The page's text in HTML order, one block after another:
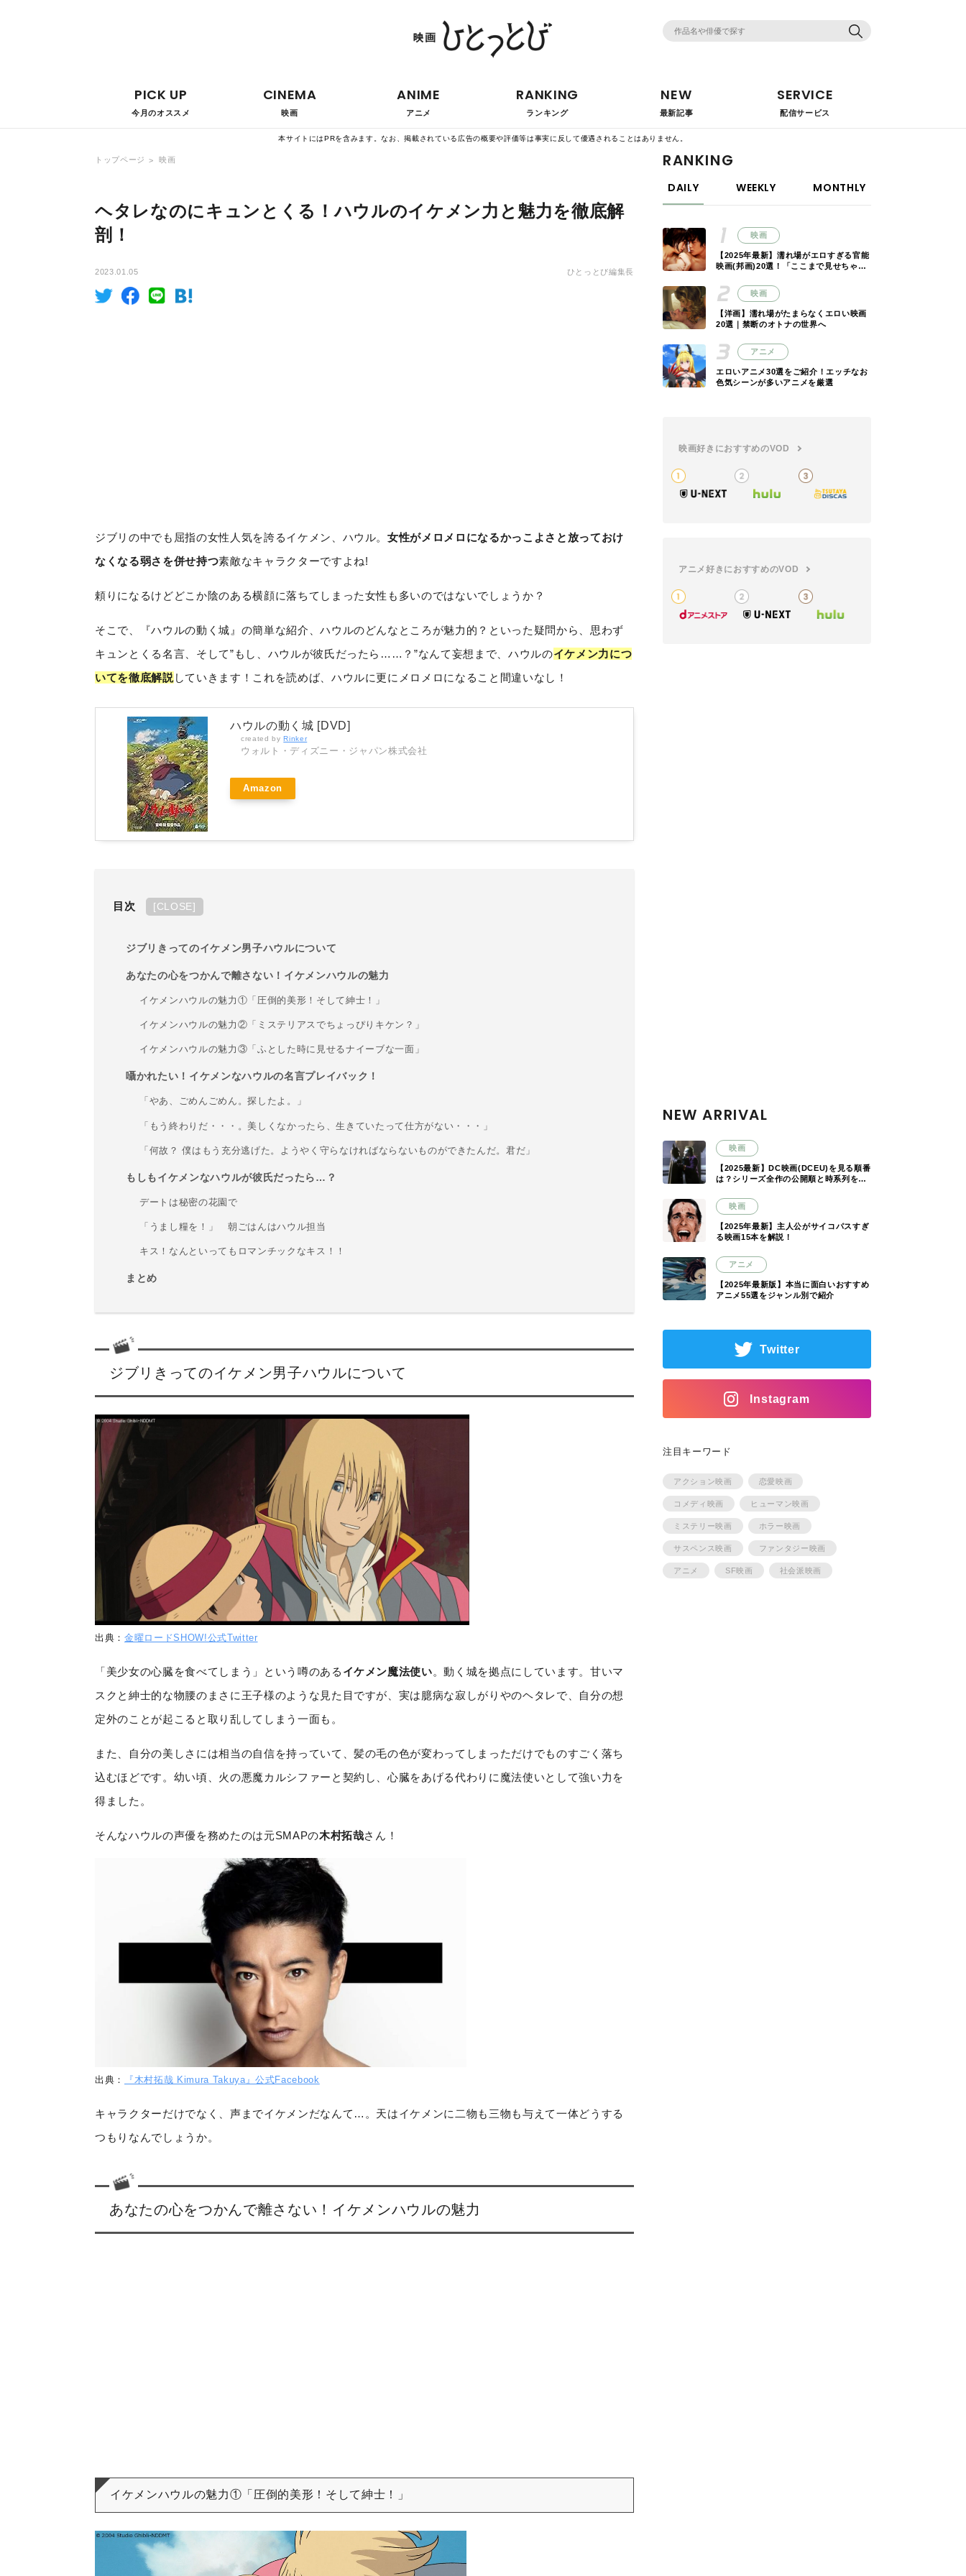
PICK UP
今月のオススメ
CINEMA
映画
ANIME
アニメ
RANKING
ランキング
NEW
最新記事
SERVICE
配信サービス
本サイトにはPRを含みます。なお、掲載されている広告の概要や評価等は事実に反して優遇されることはありません。
トップページ 映画
ヘタレなのにキュンとくる！ハウルのイケメン力と魅力を徹底解
剖！
2023.01.05 ひとっとび編集長
ジブリの中でも屈指の女性人気を誇るイケメン、ハウル。女性がメロメロになるかっこよさと放っておけ
なくなる弱さを併せ持つ素敵なキャラクターですよね!
頼りになるけどどこか陰のある横顔に落ちてしまった女性も多いのではないでしょうか？
そこで、『ハウルの動く城』の簡単な紹介、ハウルのどんなところが魅力的？といった疑問から、思わず
キュンとくる名言、そして”もし、ハウルが彼氏だったら……？”なんて妄想まで、ハウルのイケメン力につ
いてを徹底解説 していきます！これを読めば、ハウルに更にメロメロになること間違いなし！
ハウルの動く城 [DVD]
created byRinker
ウォルト・ディズニー・ジャパン株式会社
Amazon
目次 [CLOSE]
ジブリきってのイケメン男子ハウルについて
あなたの心をつかんで離さない！イケメンハウルの魅力
イケメンハウルの魅力①「圧倒的美形！そして紳士！」
イケメンハウルの魅力②「ミステリアスでちょっぴりキケン？」
イケメンハウルの魅力③「ふとした時に見せるナイーブな一面」
囁かれたい！イケメンなハウルの名言プレイバック！
「やあ、ごめんごめん。探したよ。」
「もう終わりだ・・・。美しくなかったら、生きていたって仕方がない・・・」
「何故？ 僕はもう充分逃げた。ようやく守らなければならないものができたんだ。君だ」
もしもイケメンなハウルが彼氏だったら…？
デートは秘密の花園で
「うまし糧を！」 朝ごはんはハウル担当
キス！なんといってもロマンチックなキス！！
まとめ
ジブリきってのイケメン男子ハウルについて
出典： 金曜ロードSHOW!公式Twitter
「美少女の心臓を食べてしまう」という噂のある イケメン魔法使い。動く城を拠点にしています。甘いマ
スクと紳士的な物腰のまさに王子様のような見た目ですが、実は臆病な寂しがりやのヘタレで、自分の想
定外のことが起こると取り乱してしまう一面も。
また、自分の美しさには相当の自信を持っていて、髪の毛の色が変わってしまっただけでものすごく落ち
込むほどです。幼い頃、火の悪魔カルシファーと契約し、心臓をあげる代わりに魔法使いとして強い力を
得ました。
そんなハウルの声優を務めたのは元SMAPの木村拓哉さん！
出典： 『木村拓哉 Kimura Takuya』公式Facebook
キャラクターだけでなく、声までイケメンだなんて…。天はイケメンに二物も三物も与えて一体どうする
つもりなんでしょうか。
あなたの心をつかんで離さない！イケメンハウルの魅力
イケメンハウルの魅力①「圧倒的美形！そして紳士！」
RANKING
DAILY WEEKLY MONTHLY
映画
【2025年最新】濡れ場がエロすぎる官能
映画(邦画)20選！「ここまで見せちゃっ
映画
【洋画】濡れ場がたまらなくエロい映画
20選｜禁断のオトナの世界へ
アニメ
エロいアニメ30選をご紹介！エッチなお
色気シーンが多いアニメを厳選
映画好きにおすすめのVOD
アニメ好きにおすすめのVOD
NEW ARRIVAL
映画
【2025最新】DC映画(DCEU)を見る順番
は？シリーズ全作の公開順と時系列を解
映画
【2025年最新】主人公がサイコパスすぎ
る映画15本を解説！
アニメ
【2025年最新版】本当に面白いおすすめ
アニメ55選をジャンル別で紹介
Twitter
Instagram
注目キーワード
アクション映画 恋愛映画
コメディ映画 ヒューマン映画
ミステリー映画 ホラー映画
サスペンス映画 ファンタジー映画
アニメ SF映画 社会派映画